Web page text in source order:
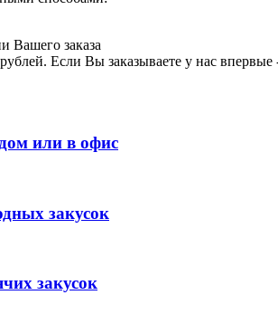
Вашего заказа
Если Вы заказываете у нас
или в офис
закусок
закусок